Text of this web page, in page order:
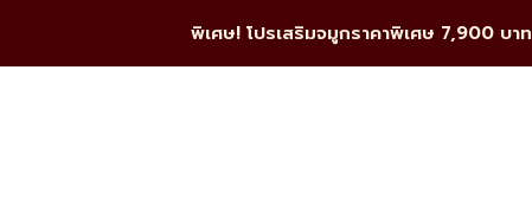
พิเศษ! โปรเสริมจมูกราคาพิเศษ 7,900 บาท